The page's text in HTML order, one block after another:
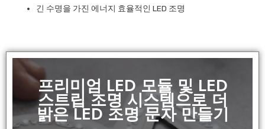
긴 수명을 가진 에너지 효율적인 LED 조명
프리미엄 LED 모듈 및 LED
스트립 조명 시스템으로 더
밝은 LED 조명 문자 만들기